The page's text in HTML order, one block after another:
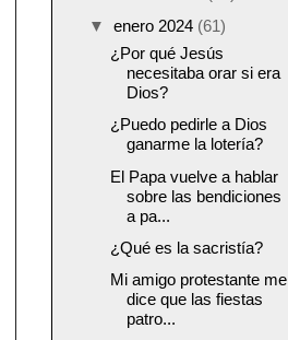
▼ enero 2024 (61)
¿Por qué Jesús
necesitaba orar si era
Dios?
¿Puedo pedirle a Dios
ganarme la lotería?
El Papa vuelve a hablar
sobre las bendiciones
a pa...
¿Qué es la sacristía?
Mi amigo protestante me
dice que las fiestas
patro...